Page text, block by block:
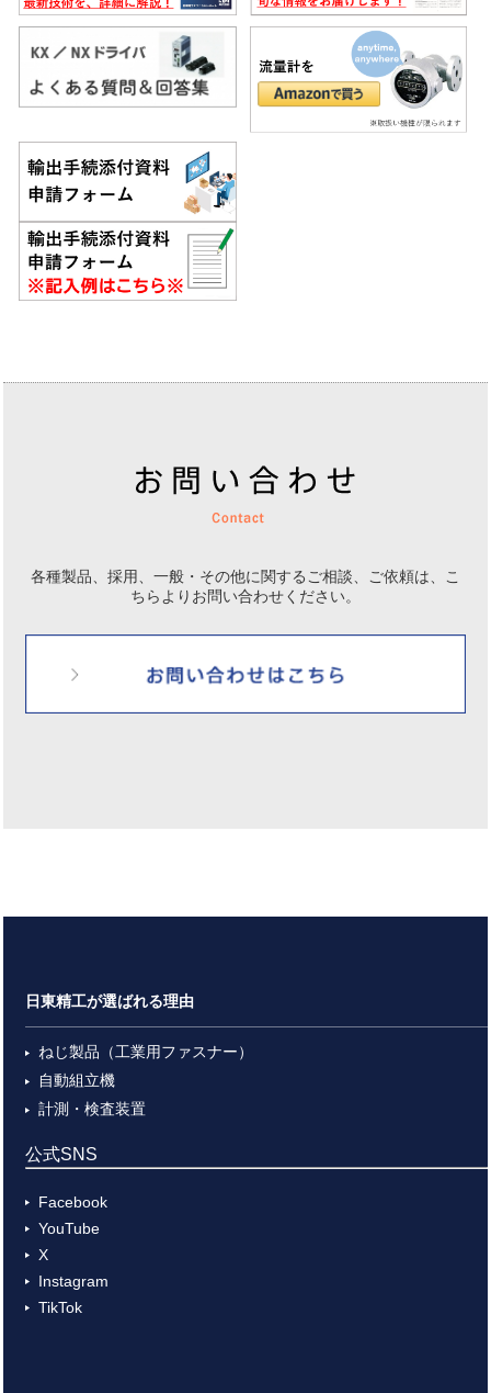
各種製品、採用、一般・その他に関するご相談、ご依頼は、
こ
ちらよりお問い合わせください。
日東精工が選ばれる理由
ねじ製品（工業用ファスナー）
自動組立機
計測・検査装置
公式SNS
Facebook
YouTube
X
Instagram
TikTok